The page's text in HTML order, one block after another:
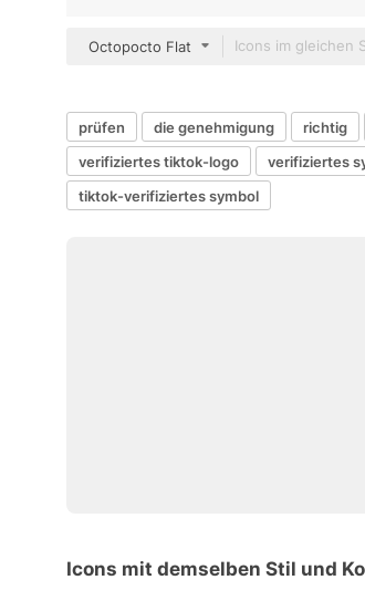
Octopocto Flat
prüfen die genehmigung richtig
verifiziertes tiktok-logo
verifiziertes
tiktok-verifiziertes symbol
Icons mit demselben Stil und